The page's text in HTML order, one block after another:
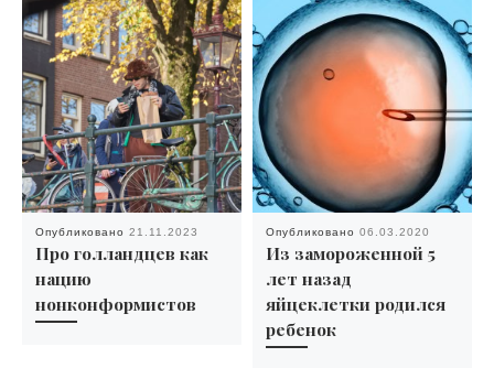
Опубликовано 21.11.2023
Про голландцев как
нацию
нонконформистов
Опубликовано 06.03.2020
Из замороженной 5
лет назад
яйцеклетки родился
ребенок